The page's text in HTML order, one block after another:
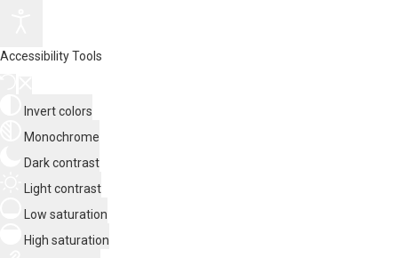
Accessibility Tools
Invert colors
Monochrome
Dark contrast
Light contrast
Low saturation
High saturation